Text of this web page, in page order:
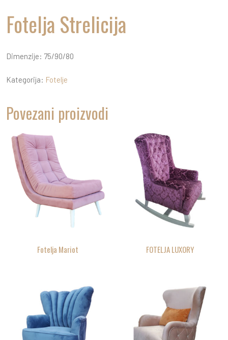
Fotelja Strelicija
Dimenzije: 75/90/80
Kategorija: Fotelje
Povezani proizvodi
Fotelja Mariot FOTELJA LUXORY